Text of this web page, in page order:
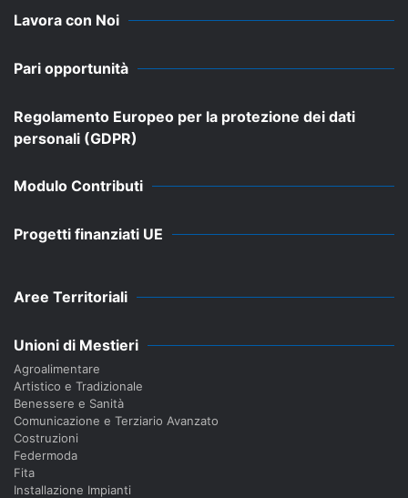
Lavora con Noi
Pari opportunità
Regolamento Europeo per la protezione dei dati
personali (GDPR)
Modulo Contributi
Progetti finanziati UE
Aree Territoriali
Unioni di Mestieri
Agroalimentare
Artistico e Tradizionale
Benessere e Sanità
Comunicazione e Terziario Avanzato
Costruzioni
Federmoda
Fita
Installazione Impianti